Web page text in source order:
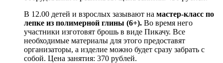
В 12.00 детей и взрослых зазывают на мастер-класс по
лепке из полимерной глины (6+). Во время него
участники изготовят брошь в виде Пикачу. Все
необходимые материалы для этого предоставят
организаторы, а изделие можно будет сразу забрать с
собой. Цена занятия: 370 рублей.